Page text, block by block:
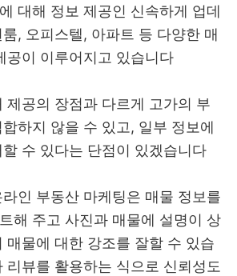
대해 정보 제공인 신속하게 업데
, 오피스텔, 아파트 등 다양한 매
공이 이루어지고 있습니다
제공의 장점과 다르게 고가의 부
하지 않을 수 있고, 일부 정보에
수 있다는 단점이 있겠습니다
인 부동산 마케팅은 매물 정보를
해 주고 사진과 매물에 설명이 상
매물에 대한 강조를 잘할 수 있습
리뷰를 활용하는 식으로 신뢰성도